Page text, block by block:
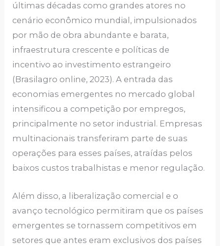
últimas décadas como grandes atores no
cenário econômico mundial, impulsionados
por mão de obra abundante e barata,
infraestrutura crescente e políticas de
incentivo ao investimento estrangeiro
(Brasilagro online, 2023). A entrada das
economias emergentes no mercado global
intensificou a competição por empregos,
principalmente no setor industrial. Empresas
multinacionais transferiram parte de suas
operações para esses países, atraídas pelos
baixos custos trabalhistas e menor regulação.
Além disso, a liberalização comercial e o
avanço tecnológico permitiram que os países
emergentes se tornassem competitivos em
setores que antes eram exclusivos dos países